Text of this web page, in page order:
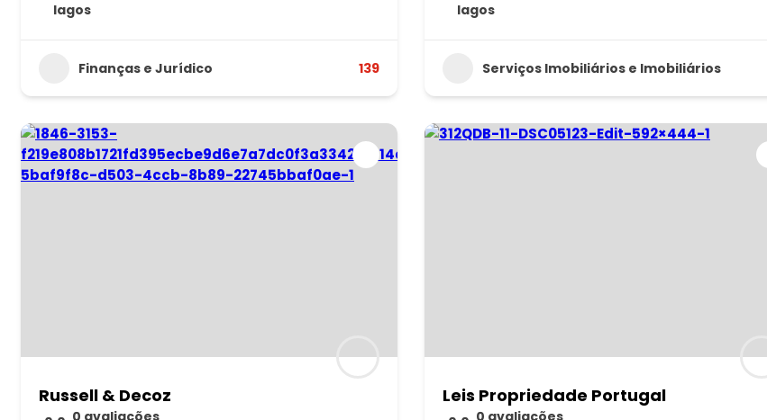
lagos
Finanças e Jurídico 139
lagos
Serviços Imobiliários e Imobiliários
Russell & Decoz Leis Propriedade Portugal